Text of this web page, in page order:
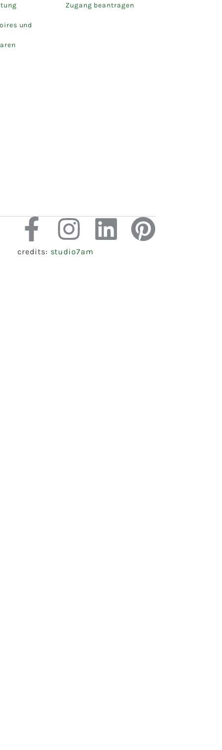
und
Zugang beantragen
credits: studio7am